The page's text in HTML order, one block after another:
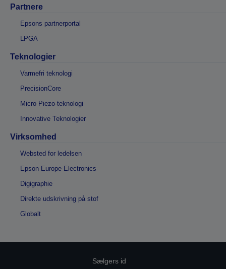
Partnere
Epsons partnerportal
LPGA
Teknologier
Varmefri teknologi
PrecisionCore
Micro Piezo-teknologi
Innovative Teknologier
Virksomhed
Websted for ledelsen
Epson Europe Electronics
Digigraphie
Direkte udskrivning på stof
Globalt
Sælgers id